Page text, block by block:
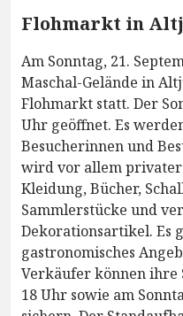
Flohmarkt in
Am Sonntag, 21.
Maschal-Gelände in
Flohmarkt statt. Der
Uhr geöffnet. Es
Besucherinnen und
wird vor allem
Kleidung, Bücher,
Sammlerstücke und
Dekorationsartikel. Es
gastronomisches
Verkäufer können ihre
18 Uhr sowie am